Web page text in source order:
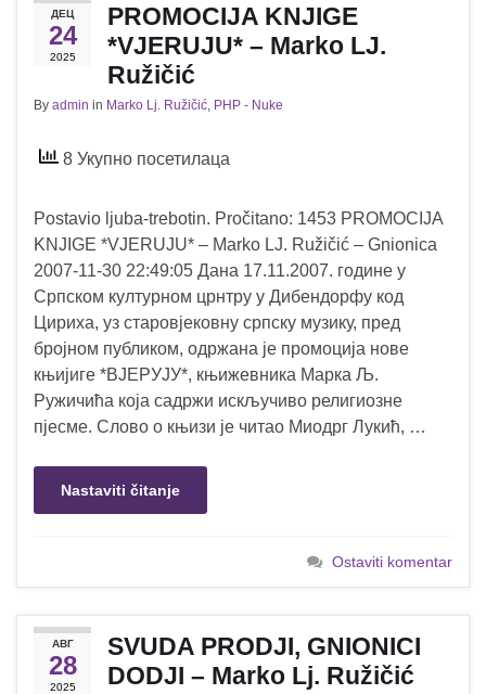
ДЕЦ
24
2025
PROMOCIJA KNJIGE
*VJERUJU* – Marko LJ.
Ružičić
By admin in Marko Lj. Ružičić, PHP - Nuke
8 Укупно посетилаца
Postavio ljuba-trebotin. Pročitano: 1453 PROMOCIJA
KNJIGE *VJERUJU* – Marko LJ. Ružičić – Gnionica
2007-11-30 22:49:05 Дана 17.11.2007. године у
Српском културном црнтру у Дибендорфу код
Цириха, уз старовјековну српску музику, пред
бројном публиком, одржана је промоција нове
књијиге *ВЈЕРУЈУ*, књижевника Марка Љ.
Ружичића која садржи искључиво религиозне
пјесме. Слово о књизи је читао Миодрг Лукић, …
Nastaviti čitanje
Ostaviti komentar
АВГ
28
2025
SVUDA PRODJI, GNIONICI
DODJI – Marko Lj. Ružičić